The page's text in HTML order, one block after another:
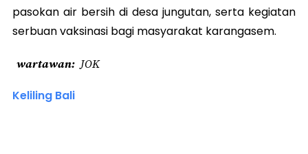
pasokan air bersih di desa jungutan, serta kegiatan
serbuan vaksinasi bagi masyarakat karangasem.
wartawan JOK
Keliling Bali